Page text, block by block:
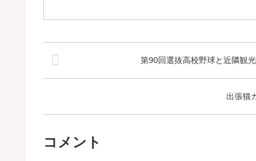
第90回選抜高校野球と近隣観光
出張猫
コメント